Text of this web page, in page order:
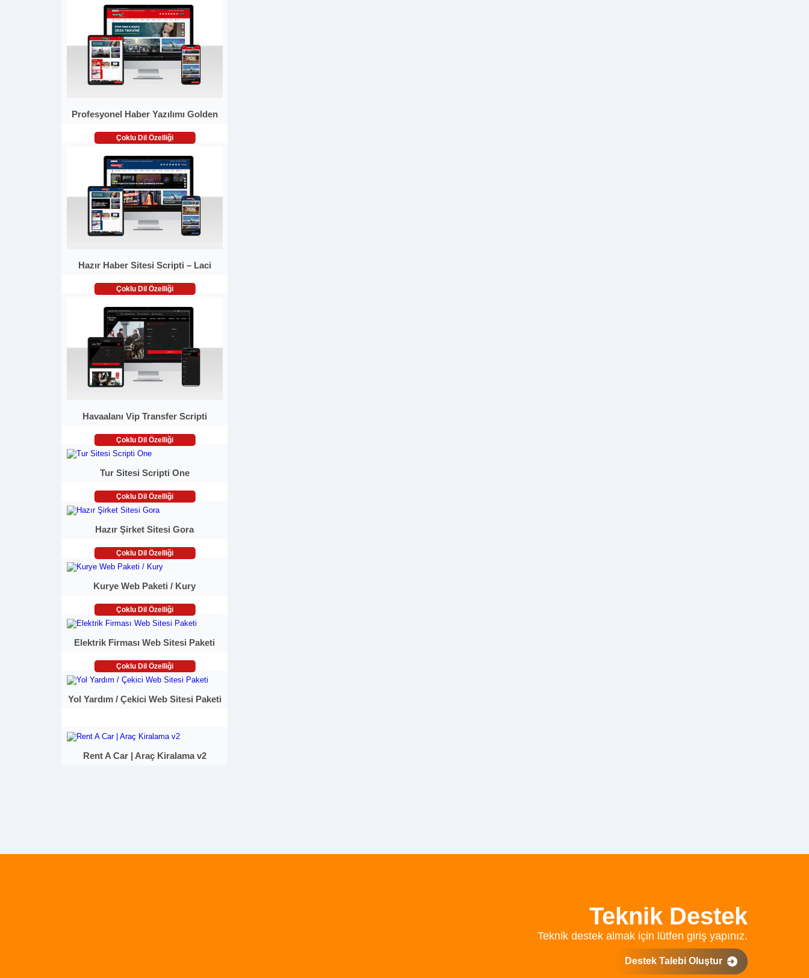
Profesyonel Haber Yazılımı Golden
Çoklu Dil Özelliği
Hazır Haber Sitesi Scripti – Laci
Çoklu Dil Özelliği
Havaalanı Vip Transfer Scripti
Çoklu Dil Özelliği
Tur Sitesi Scripti One
Çoklu Dil Özelliği
Hazır Şirket Sitesi Gora
Çoklu Dil Özelliği
Kurye Web Paketi / Kury
Çoklu Dil Özelliği
Elektrik Firması Web Sitesi Paketi
Çoklu Dil Özelliği
Yol Yardım / Çekici Web Sitesi Paketi
Rent A Car | Araç Kiralama v2
Teknik Destek
Teknik destek almak için lütfen giriş yapınız.
Destek Talebi Oluştur